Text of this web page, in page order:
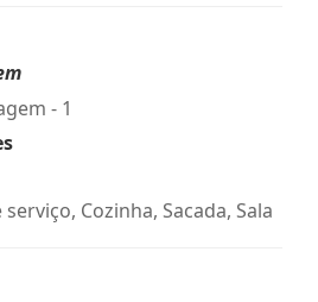
- 1
Cozinha, Sacada, Sala